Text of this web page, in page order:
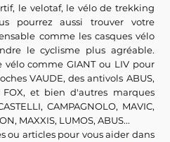
le velotaf, le vélo de trekking
pourrez aussi trouver votre
comme les casques vélo
le cyclisme plus agréable.
comme GIANT ou LIV pour
VAUDE, des antivols ABUS,
et bien d'autres marques
CAMPAGNOLO, MAVIC,
MAXXIS, LUMOS, ABUS...
ou articles pour vous aider dans